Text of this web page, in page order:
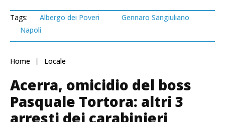
Tags: Albergo dei Poveri
Gennaro Sangiuliano
Napoli
Home Locale
Acerra, omicidio del boss
Pasquale Tortora: altri 3
arresti dei carabinieri